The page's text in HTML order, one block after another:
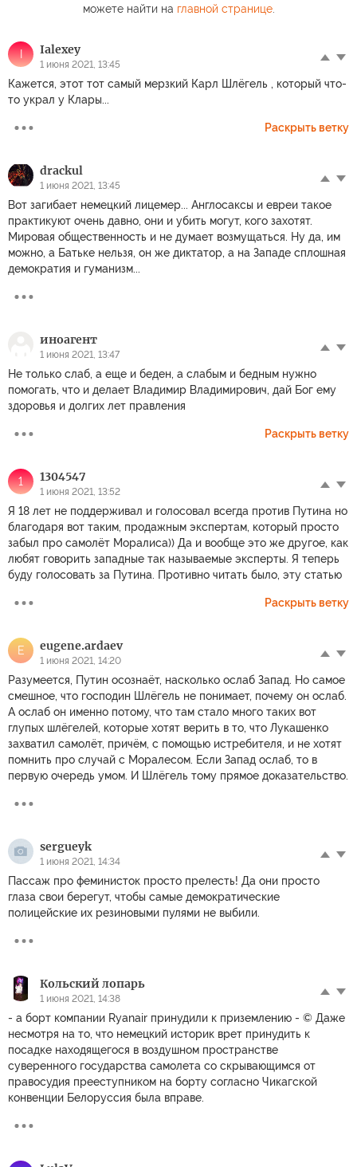
можете найти на главной странице.
I Ialexey
1 июня 2021, 13:45
Кажется, этот тот самый мерзкий Карл Шлёгель , который что-
то украл у Клары...
Раскрыть ветку
drackul
1 июня 2021, 13:45
Вот загибает немецкий лицемер... Англосаксы и евреи такое
практикуют очень давно, они и убить могут, кого захотят.
Мировая общественность и не думает возмущаться. Ну да, им
можно, а Батьке нельзя, он же диктатор, а на Западе сплошная
демократия и гуманизм...
иноагент
1 июня 2021, 13:47
Не только слаб, а еще и беден, а слабым и бедным нужно
помогать, что и делает Владимир Владимирович, дай Бог ему
здоровья и долгих лет правления
Раскрыть ветку
1 1304547
1 июня 2021, 13:52
Я 18 лет не поддерживал и голосовал всегда против Путина но
благодаря вот таким, продажным экспертам, который просто
забыл про самолёт Моралиса)) Да и вообще это же другое, как
любят говорить западные так называемые эксперты. Я теперь
буду голосовать за Путина. Противно читать было, эту статью
Раскрыть ветку
E eugene.ardaev
1 июня 2021, 14:20
Разумеется, Путин осознаёт, насколько ослаб Запад. Но самое
смешное, что господин Шлёгель не понимает, почему он ослаб.
А ослаб он именно потому, что там стало много таких вот
глупых шлёгелей, которые хотят верить в то, что Лукашенко
захватил самолёт, причём, с помощью истребителя, и не хотят
помнить про случай с Моралесом. Если Запад ослаб, то в
первую очередь умом. И Шлёгель тому прямое доказательство.
sergueyk
1 июня 2021, 14:34
Пассаж про феминисток просто прелесть! Да они просто
глаза свои берегут, чтобы самые демократические
полицейские их резиновыми пулями не выбили.
Кольский лопарь
1 июня 2021, 14:38
- а борт компании Ryanair принудили к приземлению - © Даже
несмотря на то, что немецкий историк врет принудить к
посадке находящегося в воздушном пространстве
суверенного государства самолета со скрывающимся от
правосудия прееступником на борту согласно Чикагской
конвенции Белоруссия была вправе.